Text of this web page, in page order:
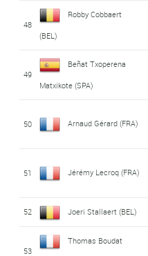
48
Robby Cobbaert
(BEL)
49
Beñat Txoperena
Matxikote (SPA)
50 Arnaud Gérard (FRA)
51 Jérémy Lecroq (FRA)
52 Joeri Stallaert (BEL)
53
Thomas Boudat